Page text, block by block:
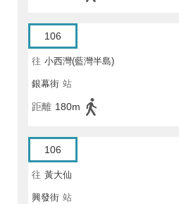
106
往 小西灣(藍灣半島)
銀幕街 站
距離 180m
106
往 黃大仙
興發街 站